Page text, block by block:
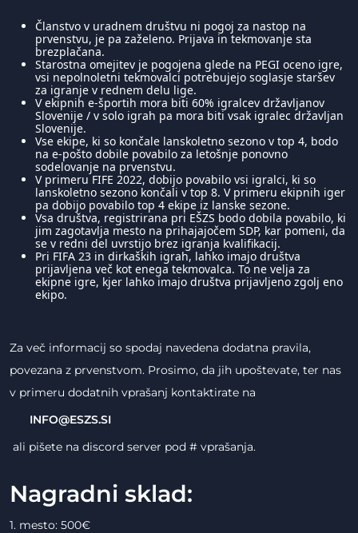
Članstvo v uradnem društvu ni pogoj za nastop na
prvenstvu, je pa zaželeno. Prijava in tekmovanje sta
brezplačana.
Starostna omejitev je pogojena glede na PEGI oceno igre,
vsi nepolnoletni tekmovalci potrebujejo soglasje staršev
za igranje v rednem delu lige.
V ekipnih e-športih mora biti 60% igralcev državljanov
Slovenije / v solo igrah pa mora biti vsak igralec državljan
Slovenije.
Vse ekipe, ki so končale lanskoletno sezono v top 4, bodo
na e-pošto dobile povabilo za letošnje ponovno
sodelovanje na prvenstvu.
V primeru FIFE 2022, dobijo povabilo vsi igralci, ki so
lanskoletno sezono končali v top 8. V primeru ekipnih iger
pa dobijo povabilo top 4 ekipe iz lanske sezone.
Vsa društva, registrirana pri EŠZS bodo dobila povabilo, ki
jim zagotavlja mesto na prihajajočem SDP, kar pomeni, da
se v redni del uvrstijo brez igranja kvalifikacij.
Pri FIFA 23 in dirkaških igrah, lahko imajo društva
prijavljena več kot enega tekmovalca. To ne velja za
ekipne igre, kjer lahko imajo društva prijavljeno zgolj eno
ekipo.
Za več informacij so spodaj navedena dodatna pravila,
povezana z prvenstvom. Prosimo, da jih upoštevate, ter nas
v primeru dodatnih vprašanj kontaktirate na
INFO@ESZS.SI
ali pišete na discord server pod # vprašanja.
Nagradni sklad:
1. mesto: 500€